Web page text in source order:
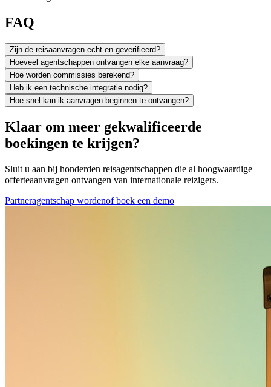
FAQ
Zijn de reisaanvragen echt en geverifieerd?
Hoeveel agentschappen ontvangen elke aanvraag?
Hoe worden commissies berekend?
Heb ik een technische integratie nodig?
Hoe snel kan ik aanvragen beginnen te ontvangen?
Klaar om meer gekwalificeerde
boekingen te krijgen?
Sluit u aan bij honderden reisagentschappen die al hoogwaardige
offerteaanvragen ontvangen van internationale reizigers.
Partneragentschap wordenof boek een demo